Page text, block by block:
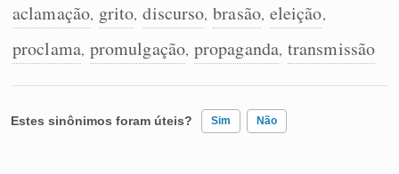
Caça-palavras
Dicionário
aclamação, grito, discurso, brasão, eleição,
proclama, promulgação, propaganda, transmissão
Estes sinônimos foram úteis? Sim Não